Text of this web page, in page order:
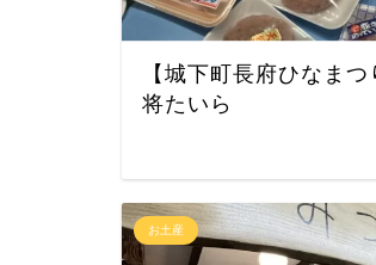
【城下町長府ひなま
将たいら
お土産